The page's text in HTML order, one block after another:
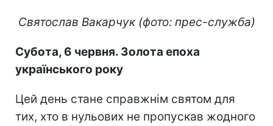
Святослав Вакарчук (фото: прес-служба)
Субота, 6 червня. Золота епоха
українського року
Цей день стане справжнім святом для
тих, хто в нульових не пропускав жодного